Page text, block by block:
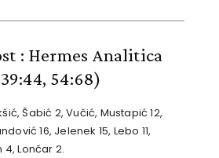
: Hermes Analitica
54:68)
Šabić 2, Vučić, Mustapić 12,
16, Jelenek 15, Lebo 11,
4, Lončar 2.